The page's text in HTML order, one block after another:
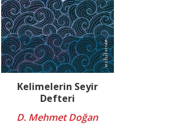
Kelimelerin Seyir
Defteri
D. Mehmet Doğan